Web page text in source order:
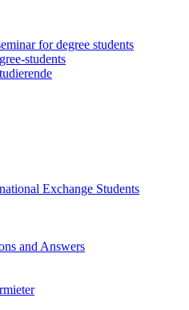
for degree students
students
Exchange Students
and Answers